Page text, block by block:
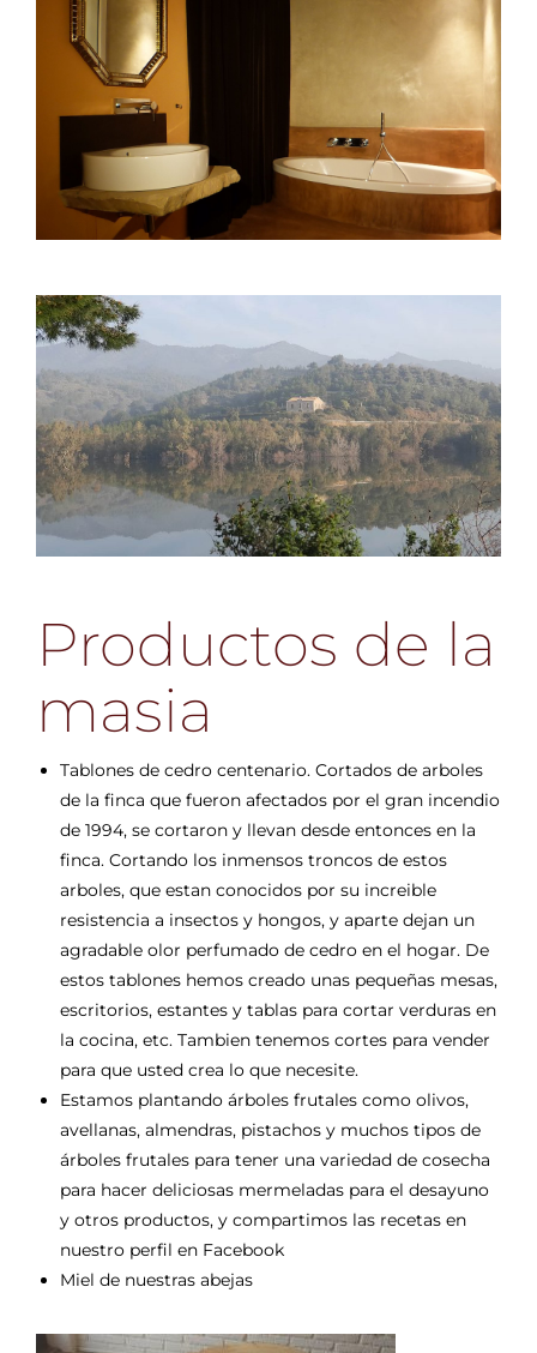
Productos de la
masia
Tablones de cedro centenario. Cortados de arboles
de la finca que fueron afectados por el gran incendio
de 1994, se cortaron y llevan desde entonces en la
finca. Cortando los inmensos troncos de estos
arboles, que estan conocidos por su increible
resistencia a insectos y hongos, y aparte dejan un
agradable olor perfumado de cedro en el hogar. De
estos tablones hemos creado unas pequeñas mesas,
escritorios, estantes y tablas para cortar verduras en
la cocina, etc. Tambien tenemos cortes para vender
para que usted crea lo que necesite.
Estamos plantando árboles frutales como olivos,
avellanas, almendras, pistachos y muchos tipos de
árboles frutales para tener una variedad de cosecha
para hacer deliciosas mermeladas para el desayuno
y otros productos, y compartimos las recetas en
nuestro perfil en Facebook
Miel de nuestras abejas